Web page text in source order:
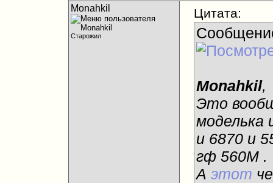
Monahkil
Старожил
Цитата:
Monahkil,
Это
моделька
и 6870 и
гф 560М .
А этот